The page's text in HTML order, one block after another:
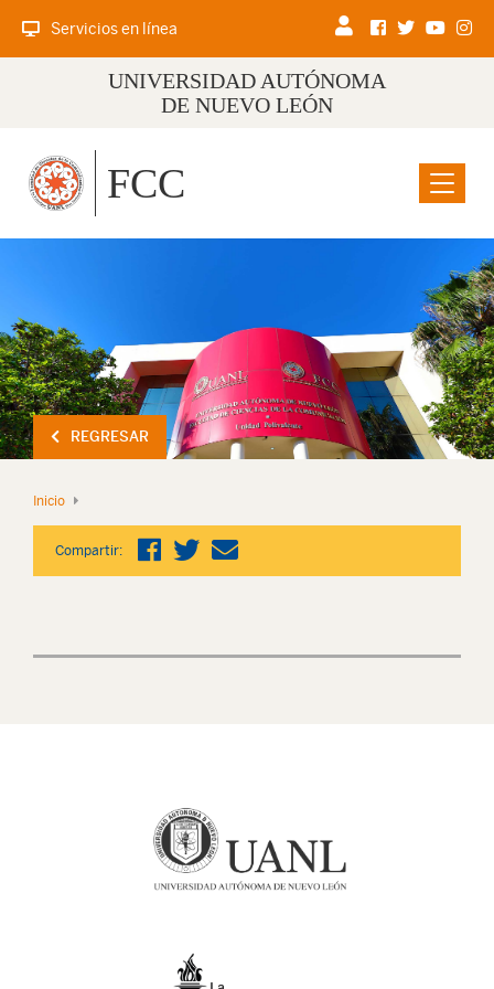
Servicios en línea
UNIVERSIDAD AUTÓNOMA
DE NUEVO LEÓN
Menu
FCC
REGRESAR
Inicio
Compartir: